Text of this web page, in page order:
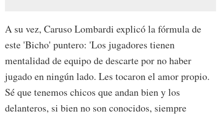
A su vez, Caruso Lombardi explicó la fórmula de
este 'Bicho' puntero: 'Los jugadores tienen
mentalidad de equipo de descarte por no haber
jugado en ningún lado. Les tocaron el amor propio.
Sé que tenemos chicos que andan bien y los
delanteros, si bien no son conocidos, siempre